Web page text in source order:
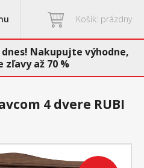
Košík: prázdny
Nakupujte výhodne,
zľavy až 70 %
4 dvere RUBI